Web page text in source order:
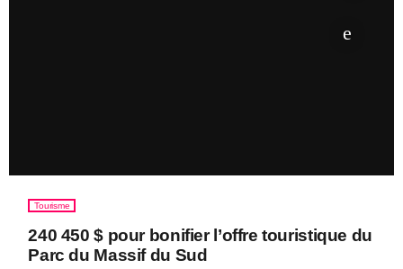
Tourisme
240 450 $ pour bonifier l’offre touristique du
Parc du Massif du Sud